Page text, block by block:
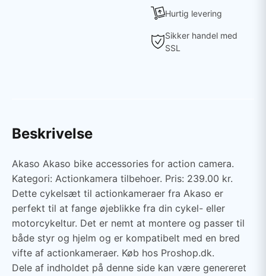
Hurtig levering
Sikker handel med
SSL
Beskrivelse
Akaso Akaso bike accessories for action camera.
Kategori: Actionkamera tilbehoer. Pris: 239.00 kr.
Dette cykelsæt til actionkameraer fra Akaso er
perfekt til at fange øjeblikke fra din cykel- eller
motorcykeltur. Det er nemt at montere og passer til
både styr og hjelm og er kompatibelt med en bred
vifte af actionkameraer. Køb hos Proshop.dk.
Dele af indholdet på denne side kan være genereret